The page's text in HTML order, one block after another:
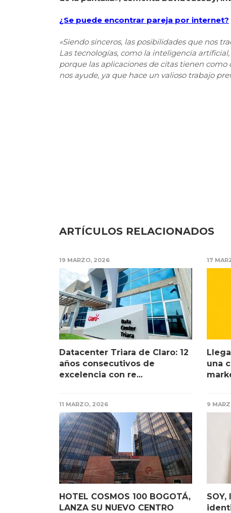
¿Se puede encontrar pareja por internet?
«Siendo sinceros, las posibilidades que nos
Las tecnologías, como la inteligencia
porque las aplicaciones de citas tienen
nos ayude, ya que hace un valioso trabajo
ARTÍCULOS RELACIONADOS
19 MARZO, 2026
Datacenter Triara de Claro: 12
años consecutivos de
excelencia con re...
17
una
11 MARZO, 2026
HOTEL COSMOS 100 BOGOTÁ,
LANZA SU NUEVO CENTRO
9